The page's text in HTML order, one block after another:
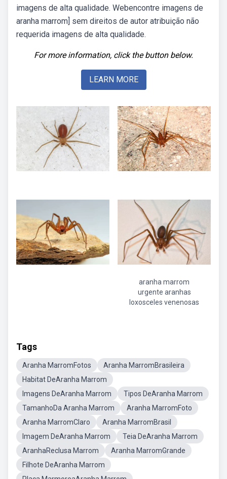
imagens de alta qualidade. Webencontre imagens de
aranha marrom] sem direitos de autor atribuição não
requerida imagens de alta qualidade.
For more information, click the button below.
LEARN MORE
aranha marrom
urgente aranhas
loxosceles venenosas
Tags
Aranha MarromFotos
Aranha MarromBrasileira
Habitat DeAranha Marrom
Imagens DeAranha Marrom
Tipos DeAranha Marrom
TamanhoDa Aranha Marrom
Aranha MarromFoto
Aranha MarromClaro
Aranha MarromBrasil
Imagem DeAranha Marrom
Teia DeAranha Marrom
AranhaReclusa Marrom
Aranha MarromGrande
Filhote DeAranha Marrom